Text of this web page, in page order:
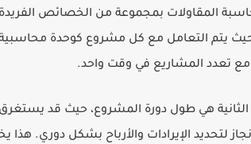
المقاولات بمجموعة من الخصائص
حيث يتم التعامل مع كل مشروع كوحدة محاسبية
مع تعدد المشاريع في وقت واحد.
الثانية هي طول دورة المشروع، حيث قد
لتحديد الإيرادات والأرباح بشكل دوري.